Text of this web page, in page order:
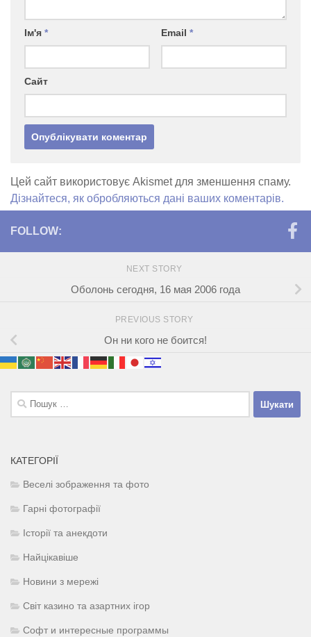
Ім'я * Email *
Сайт
Цей сайт використовує Akismet для зменшення спаму.
Дізнайтеся, як обробляються дані ваших коментарів.
FOLLOW:
NEXT STORY
Оболонь сегодня, 16 мая 2006 года
PREVIOUS STORY
Он ни кого не боится!
Пошук:
КАТЕГОРІЇ
Веселі зображення та фото
Гарні фотографії
Історії та анекдоти
Найцікавіше
Новини з мережі
Світ казино та азартних ігор
Софт и интересные программы